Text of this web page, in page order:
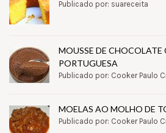
Publicado por: suareceita
MOUSSE DE CHOCOLATE
PORTUGUESA
Publicado por: Cooker Paulo
MOELAS AO MOLHO DE
Publicado por: Cooker Paulo